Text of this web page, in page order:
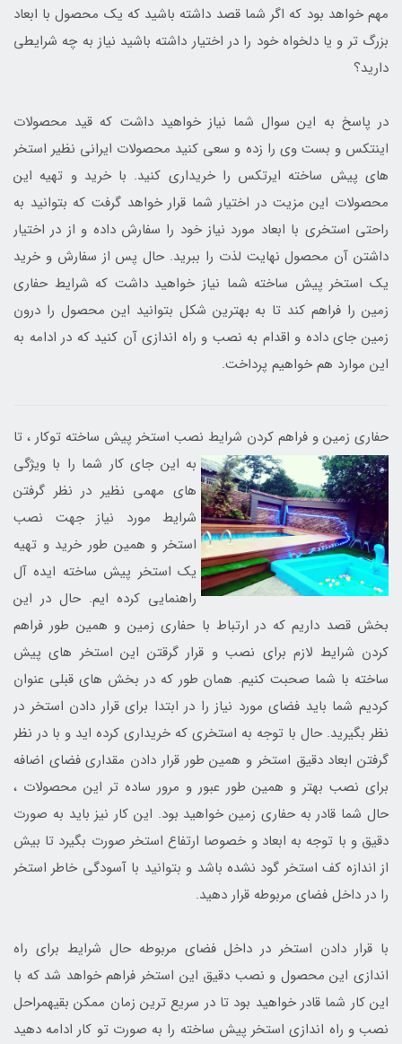
مهم خواهد بود که اگر شما قصد داشته باشید که یک محصول با ابعاد
بزرگ تر و یا دلخواه خود را در اختیار داشته باشید نیاز به چه شرایطی
دارید؟
در پاسخ به این سوال شما نیاز خواهید داشت که قید محصولات
اینتکس و بست وی را زده و سعی کنید محصولات ایرانی نظیر استخر
های پیش ساخته ایرتکس را خریداری کنید. با خرید و تهیه این
محصولات این مزیت در اختیار شما قرار خواهد گرفت که بتوانید به
راحتی استخری با ابعاد مورد نیاز خود را سفارش داده و از در اختیار
داشتن آن محصول نهایت لذت را ببرید. حال پس از سفارش و خرید
یک استخر پیش ساخته شما نیاز خواهید داشت که شرایط حفاری
زمین را فراهم کند تا به بهترین شکل بتوانید این محصول را درون
زمین جای داده و اقدام به نصب و راه اندازی آن کنید که در ادامه به
این موارد هم خواهیم پرداخت.
حفاری زمین و فراهم کردن شرایط نصب استخر پیش ساخته توکار ، تا
به این جای کار شما را با ویژگی
های مهمی نظیر در نظر گرفتن
شرایط مورد نیاز جهت نصب
استخر و همین طور خرید و تهیه
یک استخر پیش ساخته ایده آل
راهنمایی کرده ایم. حال در این
بخش قصد داریم که در ارتباط با حفاری زمین و همین طور فراهم
کردن شرایط لازم برای نصب و قرار گرقتن این استخر های پیش
ساخته با شما صحبت کنیم. همان طور که در بخش های قبلی عنوان
کردیم شما باید فضای مورد نیاز را در ابتدا برای قرار دادن استخر در
نظر بگیرید. حال با توجه به استخری که خریداری کرده اید و با در نظر
گرفتن ابعاد دقیق استخر و همین طور قرار دادن مقداری فضای اضافه
برای نصب بهتر و همین طور عبور و مرور ساده تر این محصولات ،
حال شما قادر به حفاری زمین خواهید بود. این کار نیز باید به صورت
دقیق و با توجه به ابعاد و خصوصا ارتفاع استخر صورت بگیرد تا بیش
از اندازه کف استخر گود نشده باشد و بتوانید با آسودگی خاطر استخر
را در داخل فضای مربوطه قرار دهید.
با قرار دادن استخر در داخل فضای مربوطه حال شرایط برای راه
اندازی این محصول و نصب دقیق این استخر فراهم خواهد شد که با
این کار شما قادر خواهید بود تا در سریع ترین زمان ممکن بقیهمراحل
نصب و راه اندازی استخر پیش ساخته را به صورت تو کار ادامه دهید